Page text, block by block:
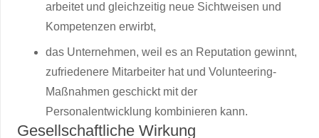
arbeitet und gleichzeitig neue Sichtweisen und
Kompetenzen erwirbt,
das Unternehmen, weil es an Reputation gewinnt,
zufriedenere Mitarbeiter hat und Volunteering-
Maßnahmen geschickt mit der
Personalentwicklung kombinieren kann.
Gesellschaftliche Wirkung